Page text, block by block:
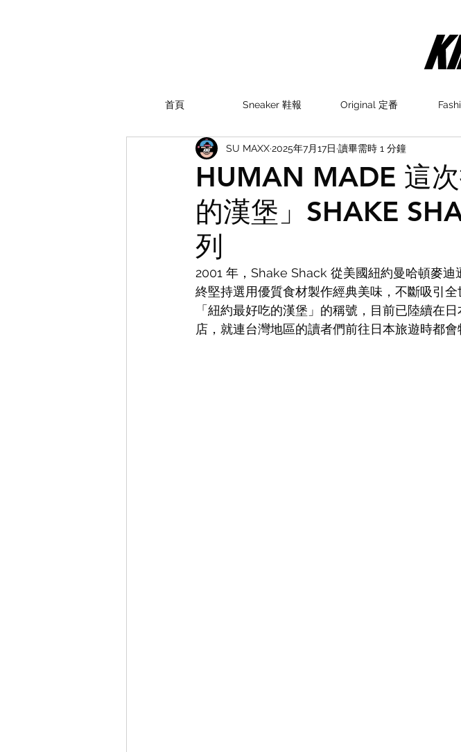
首頁 Sneaker 鞋報 Original 定番
HUMAN MADE 這
的漢堡」SHAKE
列
SU MAXX2025年7月17日 讀畢需時 1 分鐘
2001 年，Shake Shack 從美國紐約曼哈頓麥
終堅持選用優質食材製作經典美味，不斷吸引
「紐約最好吃的漢堡」的稱號，目前已陸續在
店，就連台灣地區的讀者們前往日本旅遊時都會